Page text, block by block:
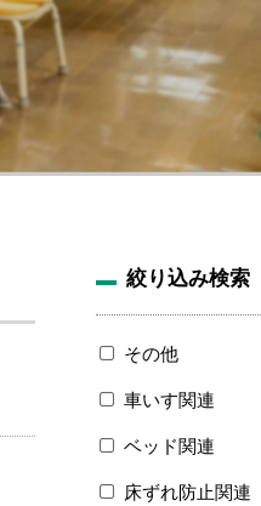
絞り込み検索
その他
車いす関連
ベッド関連
床ずれ防止関連